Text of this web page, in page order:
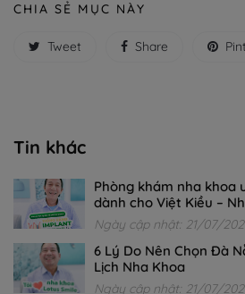
CHIA SẺ MỤC NÀY
Tweet Share
Tin khác
Phòng khám nha khoa
dành cho Việt Kiều –
Ngày cập nhật: 21/07/
6 Lý Do Nên Chọn Đà
Lịch Nha Khoa
Ngày cập nhật: 21/07/